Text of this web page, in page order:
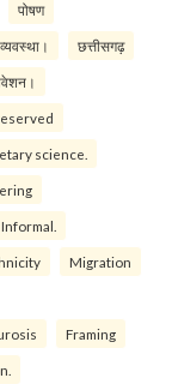
पोषण
छत्तीसगढ़
science.
Migration
Framing